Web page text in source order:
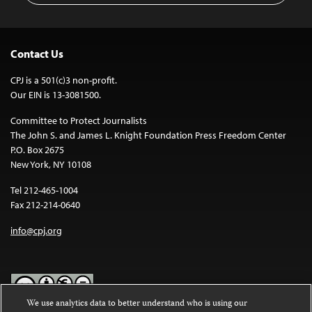
Contact Us
CPJ is a 501(c)3 non-profit.
Our EIN is 13-3081500.
Committee to Protect Journalists
The John S. and James L. Knight Foundation Press Freedom Center
P.O. Box 2675
New York, NY 10108
Tel 212-465-1004
Fax 212-214-0640
info@cpj.org
We use analytics data to better understand who is using our